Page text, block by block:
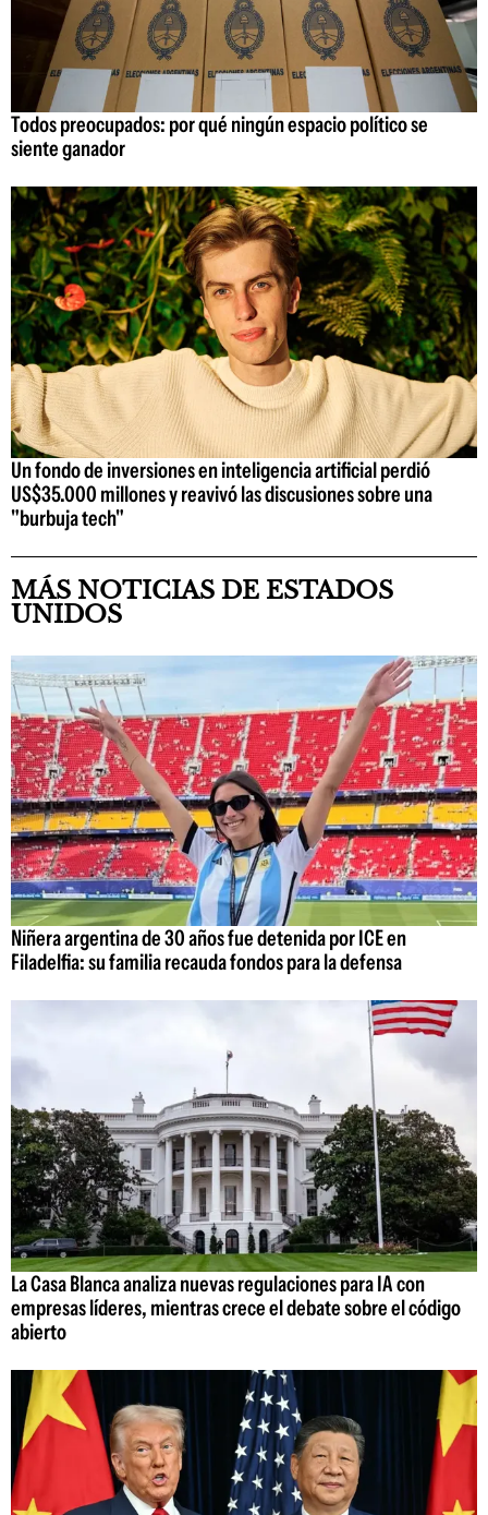
Todos preocupados: por qué ningún espacio político se
siente ganador
Un fondo de inversiones en inteligencia artificial perdió
US$35.000 millones y reavivó las discusiones sobre una
"burbuja tech"
MÁS NOTICIAS DE ESTADOS
UNIDOS
Niñera argentina de 30 años fue detenida por ICE en
Filadelfia: su familia recauda fondos para la defensa
La Casa Blanca analiza nuevas regulaciones para IA con
empresas líderes, mientras crece el debate sobre el código
abierto